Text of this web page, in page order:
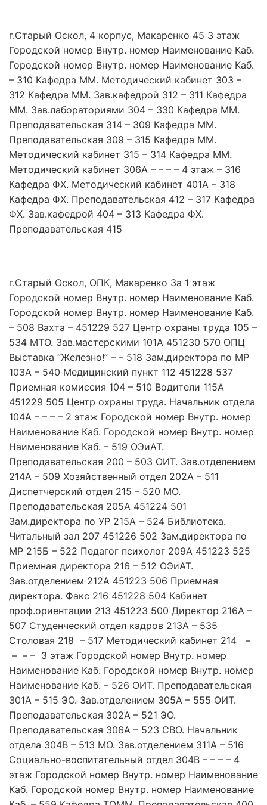
г.Старый Оскол, 4 корпус, Макаренко 45 3 этаж
Городской номер Внутр. номер Наименование Каб.
Городской номер Внутр. номер Наименование Каб.
– 310 Кафедра ММ. Методический кабинет 303 –
312 Кафедра ММ. Зав.кафедрой 312 – 311 Кафедра
ММ. Зав.лабораториями 304 – 330 Кафедра ММ.
Преподавательская 314 – 309 Кафедра ММ.
Преподавательская 309 – 315 Кафедра ММ.
Методический кабинет 315 – 314 Кафедра ММ.
Методический кабинет 306А – – – – 4 этаж – 316
Кафедра ФХ. Методический кабинет 401А – 318
Кафедра ФХ. Преподавательская 412 – 317 Кафедра
ФХ. Зав.кафедрой 404 – 313 Кафедра ФХ.
Преподавательская 415
г.Старый Оскол, ОПК, Макаренко 3а 1 этаж
Городской номер Внутр. номер Наименование Каб.
Городской номер Внутр. номер Наименование Каб.
– 508 Вахта – 451229 527 Центр охраны труда 105 –
534 МТО. Зав.мастерскими 101А 451230 570 ОПЦ
Выставка “Железно!” – – 518 Зам.директора по МР
103А – 540 Медицинский пункт 112 451228 537
Приемная комиссия 104 – 510 Водители 115А
451229 505 Центр охраны труда. Начальник отдела
104А – – – – 2 этаж Городской номер Внутр. номер
Наименование Каб. Городской номер Внутр. номер
Наименование Каб. – 519 ОЭиАТ.
Преподавательская 200 – 503 ОИТ. Зав.отделением
214А – 509 Хозяйственный отдел 202А – 511
Диспетчерский отдел 215 – 520 МО.
Преподавательская 205A 451224 501
Зам.директора по УР 215А – 524 Библиотека.
Читальный зал 207 451226 502 Зам.директора по
МР 215Б – 522 Педагог психолог 209А 451223 525
Приемная директора 216 – 512 ОЭиАТ.
Зав.отделением 212А 451223 506 Приемная
директора. Факс 216 451228 504 Кабинет
проф.ориентации 213 451223 500 Директор 216А –
507 Студенческий отдел кадров 213А – 535
Столовая 218 – 517 Методический кабинет 214 –
– – – 3 этаж Городской номер Внутр. номер
Наименование Каб. Городской номер Внутр. номер
Наименование Каб. – 526 ОИТ. Преподавательская
301А – 515 ЭО. Зав.отделением 305А – 555 ОИТ.
Преподавательская 302А – 521 ЭО.
Преподавательская 306А – 523 СВО. Начальник
отдела 304В – 513 МО. Зав.отделением 311А – 516
Социально-воспитательный отдел 304В – – – – 4
этаж Городской номер Внутр. номер Наименование
Каб. Городской номер Внутр. номер Наименование